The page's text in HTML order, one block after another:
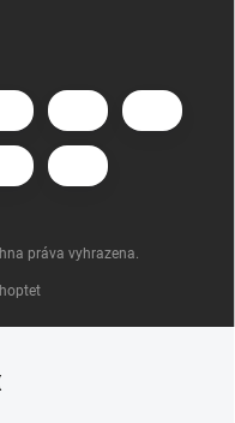
práva vyhrazena.